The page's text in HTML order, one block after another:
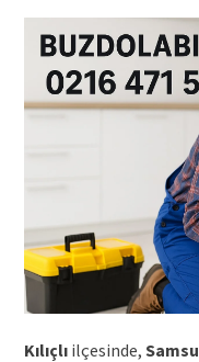
Kılıçlıilçesinde,